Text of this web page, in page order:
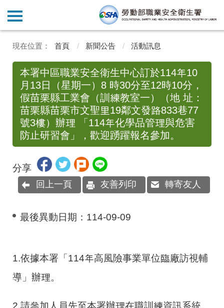
首頁 新聞公告 活動訊息
本署中區職業安全衛生中心訂於114年10
月13日（星期一）8 時30分至12時10分，
假苗栗縣工業會（訓練教室一）（地 址：
苗栗縣苗栗市文聖里19鄰文發路833巷77
號3樓）辦理 「114年化學品管理與危害
防止研習會」，歡迎踴躍報名參加。
分享
回上一頁 友善列印 轉寄友人
最後異動日期： 114-09-09
1.依據本署「114年高風險事業單位臨廠訪視輔
導」辦理。
2.請參加人員先至本署辦理在職訓練資訊系統